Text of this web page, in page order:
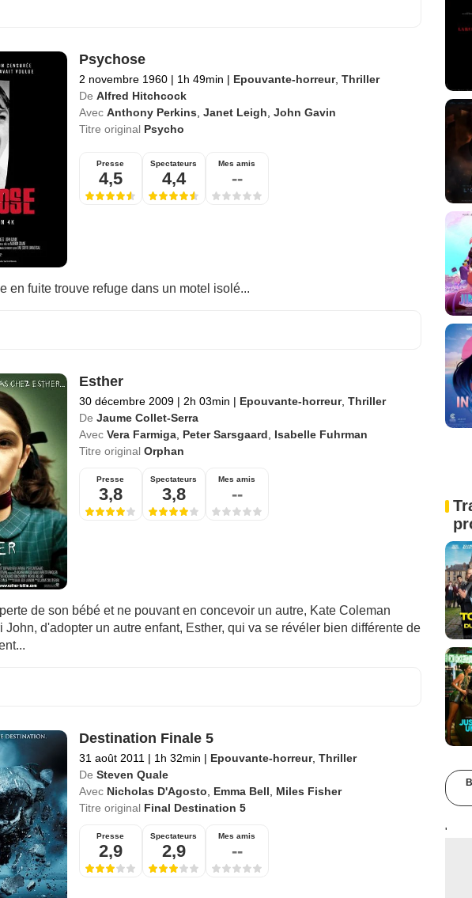
Psychose
2 novembre 1960 | 1h 49min | Epouvante-horreur, Thriller
De Alfred Hitchcock
Avec Anthony Perkins Janet Leigh John Gavin
Titre original Psycho
Presse
4,5
Spectateurs
4,4
Mes amis
--
en fuite trouve refuge dans un motel isolé...
Esther
30 décembre 2009 | 2h 03min | Epouvante-horreur, Thriller
De Jaume Collet-Serra
Avec Vera Farmiga, Peter Sarsgaard
Isabelle Fuhrman
Titre original Orphan
Presse
3,8
Spectateurs
3,8
Mes amis
--
de son bébé et ne pouvant en concevoir un autre, Kate Coleman
John, d'adopter un autre enfant, Esther, qui va se révéler bien différente de
Destination Finale 5
31 août 2011 | 1h 32min | Epouvante-horreur, Thriller
De Steven Quale
Avec Nicholas D'Agosto Emma Bell
Miles Fisher
Titre original Final Destination 5
Presse
2,9
Spectateurs
2,9
Mes amis
--
'